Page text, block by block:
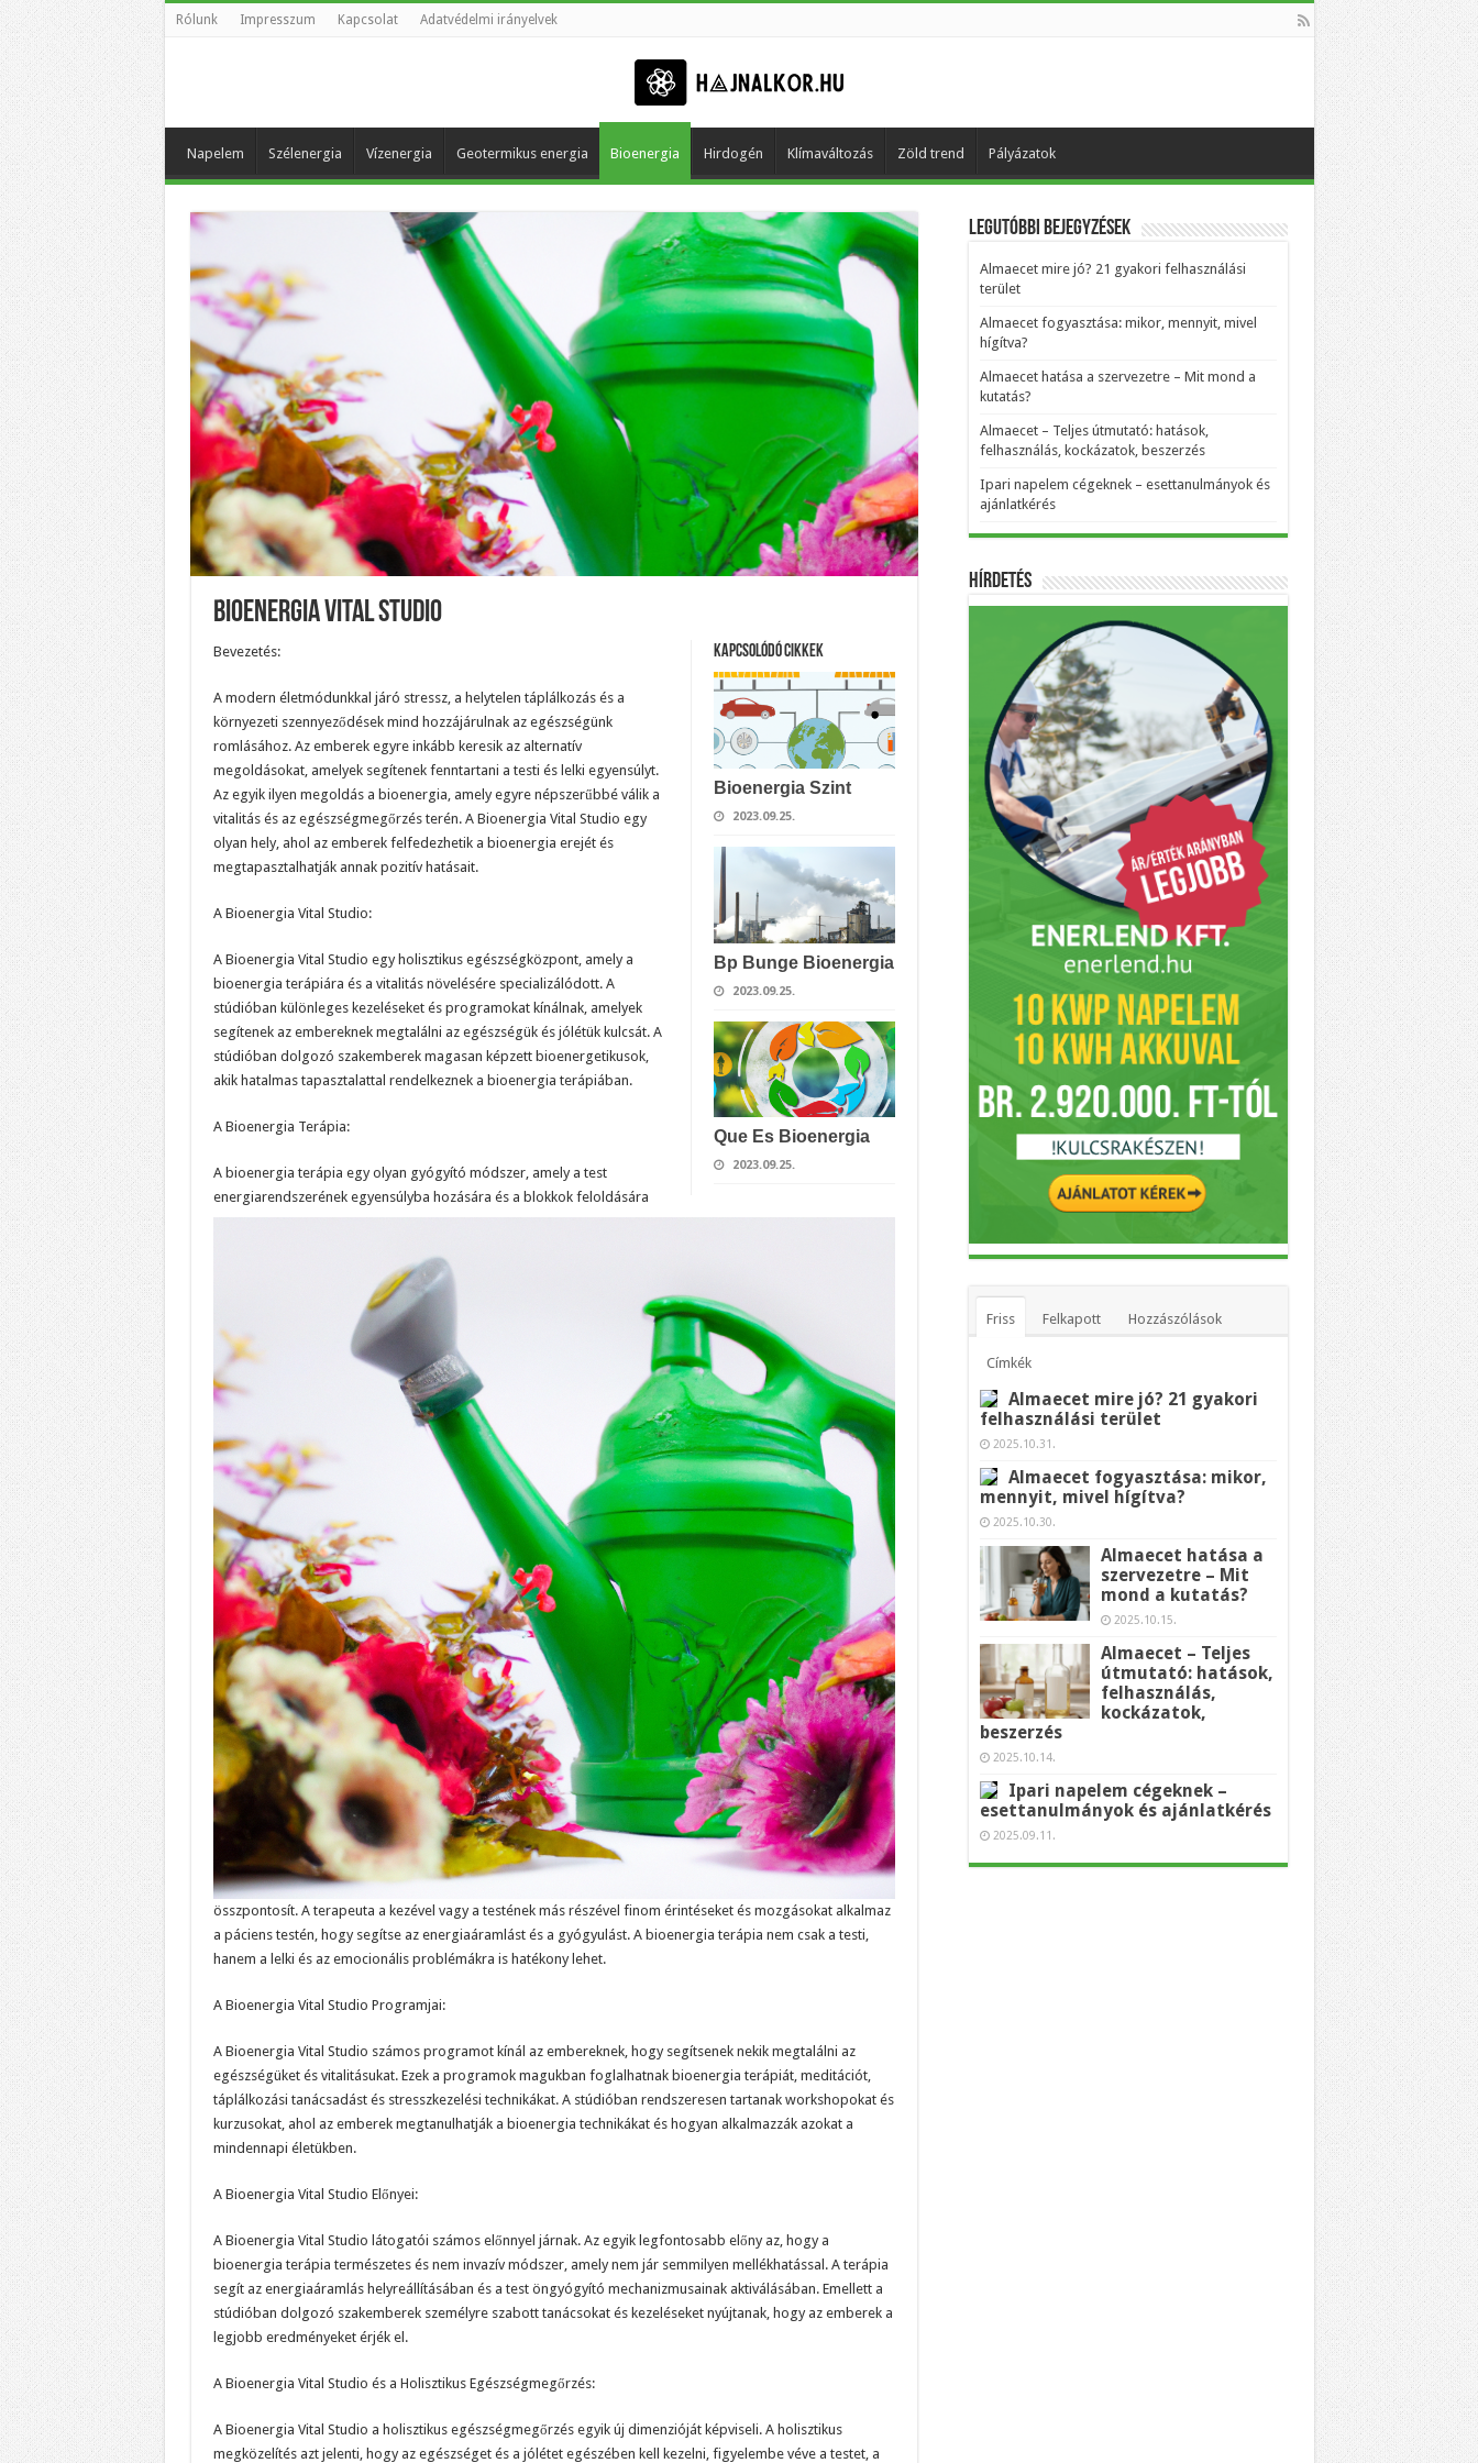
Rólunk Impresszum Kapcsolat Adatvédelmi irányelvek
Napelem Szélenergia Vízenergia Geotermikus energia Bioenergia Hirdogén Klímaváltozás Zöld trend Pályázatok
Bioenergia Vital Studio
Kapcsolódó cikkek
Bioenergia Szint
2023.09.25.
Bp Bunge Bioenergia
2023.09.25.
Que Es Bioenergia
2023.09.25.
Bevezetés:
A modern életmódunkkal járó stressz, a helytelen táplálkozás és a
környezeti szennyeződések mind hozzájárulnak az egészségünk
romlásához. Az emberek egyre inkább keresik az alternatív
megoldásokat, amelyek segítenek fenntartani a testi és lelki egyensúlyt.
Az egyik ilyen megoldás a bioenergia, amely egyre népszerűbbé válik a
vitalitás és az egészségmegőrzés terén. A Bioenergia Vital Studio egy
olyan hely, ahol az emberek felfedezhetik a bioenergia erejét és
megtapasztalhatják annak pozitív hatásait.
A Bioenergia Vital Studio:
A Bioenergia Vital Studio egy holisztikus egészségközpont, amely a
bioenergia terápiára és a vitalitás növelésére specializálódott. A
stúdióban különleges kezeléseket és programokat kínálnak, amelyek
segítenek az embereknek megtalálni az egészségük és jólétük kulcsát. A
stúdióban dolgozó szakemberek magasan képzett bioenergetikusok,
akik hatalmas tapasztalattal rendelkeznek a bioenergia terápiában.
A Bioenergia Terápia:
A bioenergia terápia egy olyan gyógyító módszer, amely a test
energiarendszerének egyensúlyba hozására és a blokkok feloldására
összpontosít. A terapeuta a kezével vagy a testének más részével finom érintéseket és mozgásokat alkalmaz
a páciens testén, hogy segítse az energiaáramlást és a gyógyulást. A bioenergia terápia nem csak a testi,
hanem a lelki és az emocionális problémákra is hatékony lehet.
A Bioenergia Vital Studio Programjai:
A Bioenergia Vital Studio számos programot kínál az embereknek, hogy segítsenek nekik megtalálni az
egészségüket és vitalitásukat. Ezek a programok magukban foglalhatnak bioenergia terápiát, meditációt,
táplálkozási tanácsadást és stresszkezelési technikákat. A stúdióban rendszeresen tartanak workshopokat és
kurzusokat, ahol az emberek megtanulhatják a bioenergia technikákat és hogyan alkalmazzák azokat a
mindennapi életükben.
A Bioenergia Vital Studio Előnyei:
A Bioenergia Vital Studio látogatói számos előnnyel járnak. Az egyik legfontosabb előny az, hogy a
bioenergia terápia természetes és nem invazív módszer, amely nem jár semmilyen mellékhatással. A terápia
segít az energiaáramlás helyreállításában és a test öngyógyító mechanizmusainak aktiválásában. Emellett a
stúdióban dolgozó szakemberek személyre szabott tanácsokat és kezeléseket nyújtanak, hogy az emberek a
legjobb eredményeket érjék el.
A Bioenergia Vital Studio és a Holisztikus Egészségmegőrzés:
A Bioenergia Vital Studio a holisztikus egészségmegőrzés egyik új dimenzióját képviseli. A holisztikus
megközelítés azt jelenti, hogy az egészséget és a jólétet egészében kell kezelni, figyelembe véve a testet, a
Legutóbbi bejegyzések
Almaecet mire jó? 21 gyakori felhasználási
terület
Almaecet fogyasztása: mikor, mennyit, mivel
hígítva?
Almaecet hatása a szervezetre – Mit mond a
kutatás?
Almaecet – Teljes útmutató: hatások,
felhasználás, kockázatok, beszerzés
Ipari napelem cégeknek – esettanulmányok és
ajánlatkérés
Hírdetés
Friss Felkapott Hozzászólások
Címkék
Almaecet mire jó? 21 gyakori
felhasználási terület
2025.10.31.
Almaecet fogyasztása: mikor,
mennyit, mivel hígítva?
2025.10.30.
Almaecet hatása a
szervezetre – Mit
mond a kutatás?
2025.10.15.
Almaecet – Teljes
útmutató: hatások,
felhasználás,
kockázatok,
beszerzés
2025.10.14.
Ipari napelem cégeknek –
esettanulmányok és ajánlatkérés
2025.09.11.